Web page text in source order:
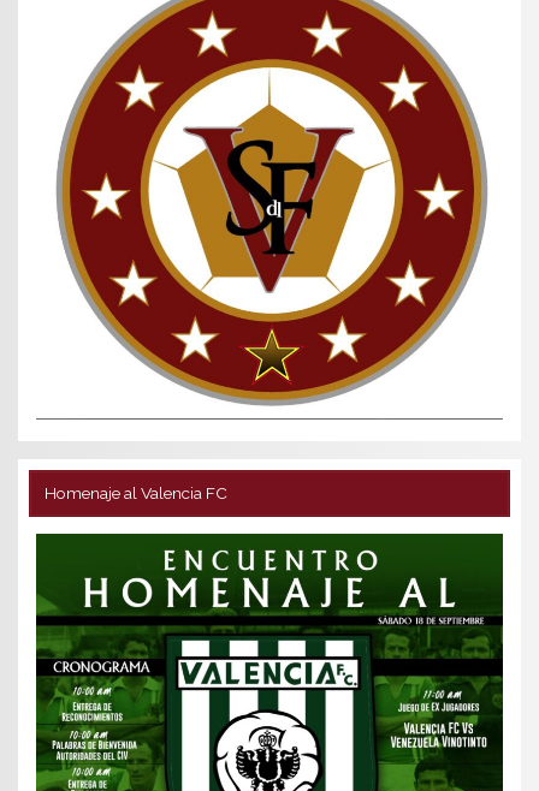
Homenaje al Valencia FC